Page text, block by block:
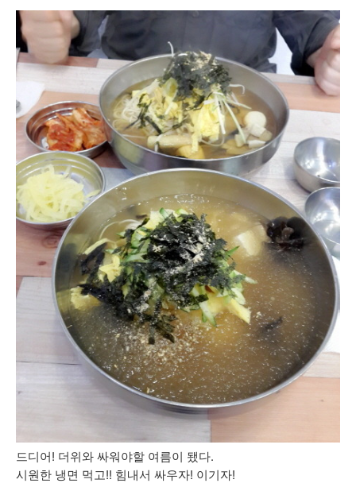
드디어! 더위와 싸워야할 여름이 됐다.
시원한 냉면 먹고!! 힘내서 싸우자! 이기자!